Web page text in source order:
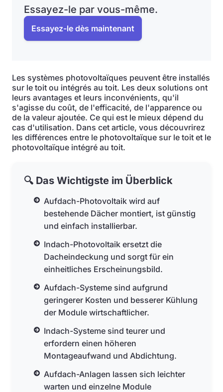
Essayez-le par vous-même.
Essayez-le dès maintenant
Les systèmes photovoltaïques peuvent être installés
sur le toit ou intégrés au toit. Les deux solutions ont
leurs avantages et leurs inconvénients, qu'il
s'agisse du coût, de l'efficacité, de l'apparence ou
de la valeur ajoutée. Ce qui est le mieux dépend du
cas d'utilisation. Dans cet article, vous découvrirez
les différences entre le photovoltaïque sur le toit et le
photovoltaïque intégré au toit.
🔍 Das Wichtigste im Überblick
Aufdach-Photovoltaik wird auf
bestehende Dächer montiert, ist günstig
und einfach installierbar.
Indach-Photovoltaik ersetzt die
Dacheindeckung und sorgt für ein
einheitliches Erscheinungsbild.
Aufdach-Systeme sind aufgrund
geringerer Kosten und besserer Kühlung
der Module wirtschaftlicher.
Indach-Systeme sind teurer und
erfordern einen höheren
Montageaufwand und Abdichtung.
Aufdach-Anlagen lassen sich leichter
warten und einzelne Module